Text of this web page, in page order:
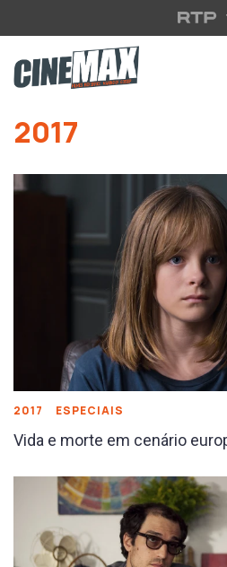
Saltar para o conteúdo principal
2017
2017 ESPECIAIS
Vida e morte em cenário